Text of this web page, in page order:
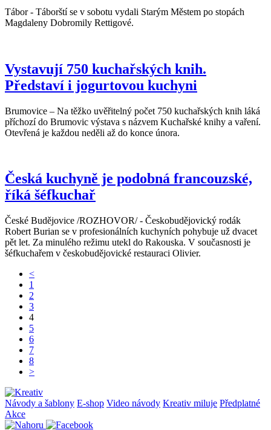
Tábor - Táborští se v sobotu vydali Starým Městem po stopách
Magdaleny Dobromily Rettigové.
Vystavují 750 kuchařských knih.
Představí i jogurtovou kuchyni
Brumovice – Na těžko uvěřitelný počet 750 kuchařských knih láká
příchozí do Brumovic výstava s názvem Kuchařské knihy a vaření.
Otevřená je každou neděli až do konce února.
Česká kuchyně je podobná francouzské,
říká šéfkuchař
České Budějovice /ROZHOVOR/ - Českobudějovický rodák
Robert Burian se v profesionálních kuchyních pohybuje už dvacet
pět let. Za minulého režimu utekl do Rakouska. V současnosti je
šéfkuchařem v českobudějovické restauraci Olivier.
<
1
2
3
4
5
6
7
8
>
Návody a šablony E-shop Video návody Kreativ miluje Předplatné
Akce